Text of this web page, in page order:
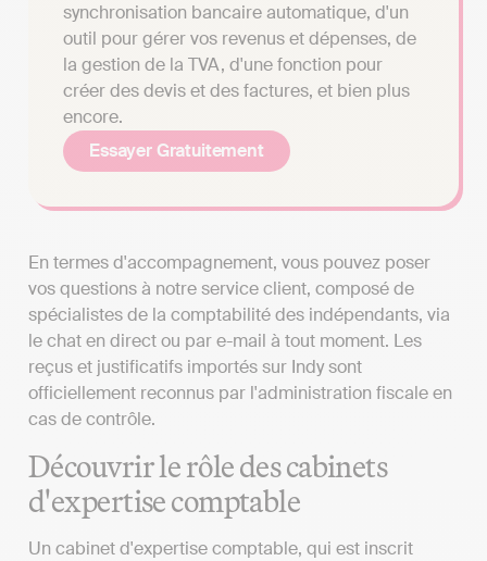
synchronisation bancaire automatique, d'un
outil pour gérer vos revenus et dépenses, de
la gestion de la TVA, d'une fonction pour
créer des devis et des factures, et bien plus
encore.
Essayer Gratuitement
En termes d'accompagnement, vous pouvez poser
vos questions à notre service client, composé de
spécialistes de la comptabilité des indépendants, via
le chat en direct ou par e-mail à tout moment. Les
reçus et justificatifs importés sur Indy sont
officiellement reconnus par l'administration fiscale en
cas de contrôle.
Découvrir le rôle des cabinets
d'expertise comptable
Un cabinet d'expertise comptable, qui est inscrit